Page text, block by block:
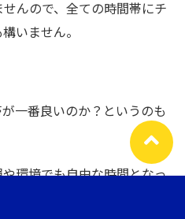
んので、全ての時間帯にチ
いません。
一番良いのか？というのも
環境でも自由な時間となっ
のみチェックを入れます。